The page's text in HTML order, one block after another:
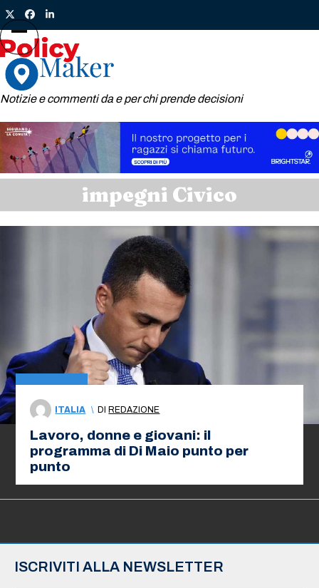
Skip
to
content
TwitterFacebook
LinkedIn
Notizie e commenti da e per chi prende decisioni
Open
mobile
menu
Close
mobile
menu
impegni Civico
ITALIA \ DIREDAZIONE
Lavoro, donne e giovani: il
programma di Di Maio punto per
punto
ISCRIVITI ALLA NEWSLETTER